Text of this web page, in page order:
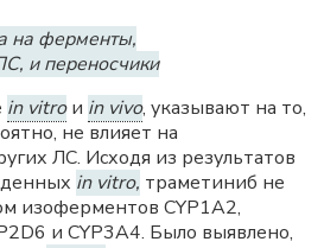
на ферменты,
и переносчики
in vitroи in vivo, указывают на то,
не влияет на
ЛС. Исходя из результатов
in vitro, траметиниб не
изоферментов CYP1A2,
и CYP3A4. Было выявлено,